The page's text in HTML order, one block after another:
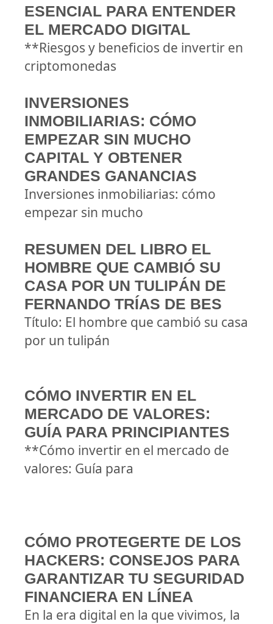
ESENCIAL PARA ENTENDER
EL MERCADO DIGITAL
**Riesgos y beneficios de invertir en
criptomonedas
INVERSIONES
INMOBILIARIAS: CÓMO
EMPEZAR SIN MUCHO
CAPITAL Y OBTENER
GRANDES GANANCIAS
Inversiones inmobiliarias: cómo
empezar sin mucho
RESUMEN DEL LIBRO EL
HOMBRE QUE CAMBIÓ SU
CASA POR UN TULIPÁN DE
FERNANDO TRÍAS DE BES
Título: El hombre que cambió su casa
por un tulipán
CÓMO INVERTIR EN EL
MERCADO DE VALORES:
GUÍA PARA PRINCIPIANTES
**Cómo invertir en el mercado de
valores: Guía para
CÓMO PROTEGERTE DE LOS
HACKERS: CONSEJOS PARA
GARANTIZAR TU SEGURIDAD
FINANCIERA EN LÍNEA
En la era digital en la que vivimos, la